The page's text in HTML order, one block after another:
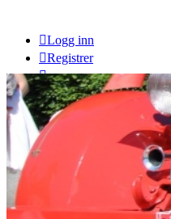
Logg inn
Registrer